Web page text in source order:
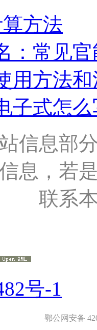
方法
：常见
用方法
子式怎
信息部
息，若
联系
号-1
鄂公网安备